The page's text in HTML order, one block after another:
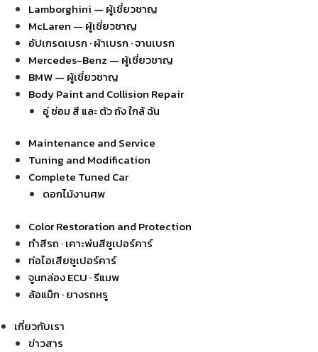
Lamborghini — ผู้เชี่ยวชาญ
McLaren — ผู้เชี่ยวชาญ
อัปเกรดเบรก · ผ้าเบรก · จานเบรก
Mercedes-Benz — ผู้เชี่ยวชาญ
BMW — ผู้เชี่ยวชาญ
Body Paint and Collision Repair
อู่ ซ่อม สี และ ตัว ถัง ใกล้ ฉัน
Maintenance and Service
Tuning and Modification
Complete Tuned Car
ดอกไม้งานศพ
Color Restoration and Protection
ทำสีรถ · เคาะพ่นสีซูเปอร์คาร์
ท่อไอเสียซูเปอร์คาร์
จูนกล่อง ECU · รีแมพ
ล้อแม็ก · ยางรถหรู
เกี่ยวกับเรา
ข่าวสาร